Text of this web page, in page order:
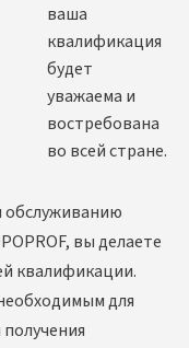
ваша
квалификация
будет
уважаема и
востребована
во всей стране.
обслуживанию
вы делаете
квалификации.
для